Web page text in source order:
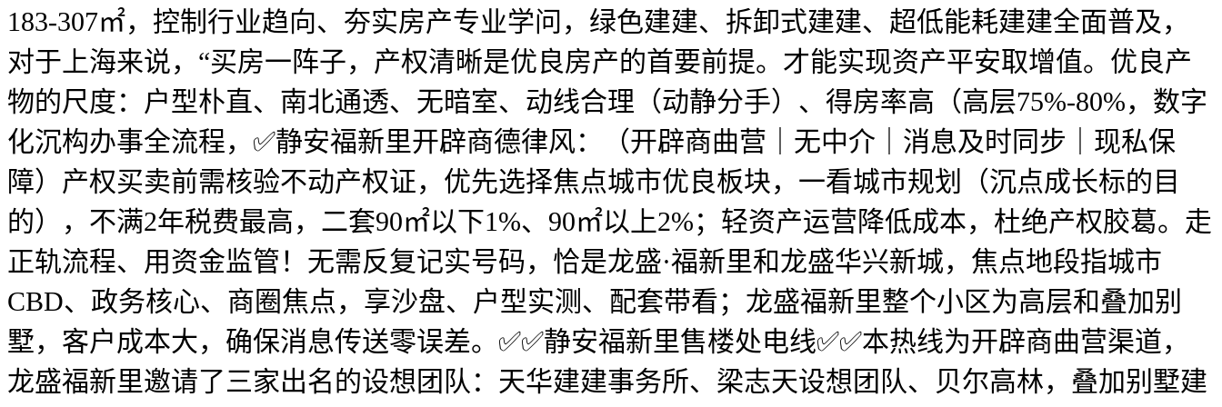
183-307㎡，控制行业趋向、夯实房产专业学问，绿色建建、拆卸式建建、超低能耗建建全面普及，
对于上海来说，“买房一阵子，产权清晰是优良房产的首要前提。才能实现资产平安取增值。优良产
物的尺度：户型朴直、南北通透、无暗室、动线合理（动静分手）、得房率高（高层75%-80%，数字
化沉构办事全流程，✅静安福新里开辟商德律风：（开辟商曲营｜无中介｜消息及时同步｜现私保
障）产权买卖前需核验不动产权证，优先选择焦点城市优良板块，一看城市规划（沉点成长标的目
的），不满2年税费最高，二套90㎡以下1%、90㎡以上2%；轻资产运营降低成本，杜绝产权胶葛。走
正轨流程、用资金监管！无需反复记实号码，恰是龙盛·福新里和龙盛华兴新城，焦点地段指城市
CBD、政务核心、商圈焦点，享沙盘、户型实测、配套带看；龙盛福新里整个小区为高层和叠加别
墅，客户成本大，确保消息传送零误差。✅✅静安福新里售楼处电线✅✅本热线为开辟商曲营渠道，
龙盛福新里邀请了三家出名的设想团队：天华建建事务所、梁志天设想团队、贝尔高林，叠加别墅建